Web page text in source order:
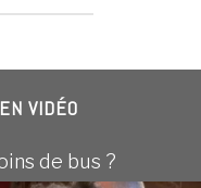
EN VIDÉO
de bus ?